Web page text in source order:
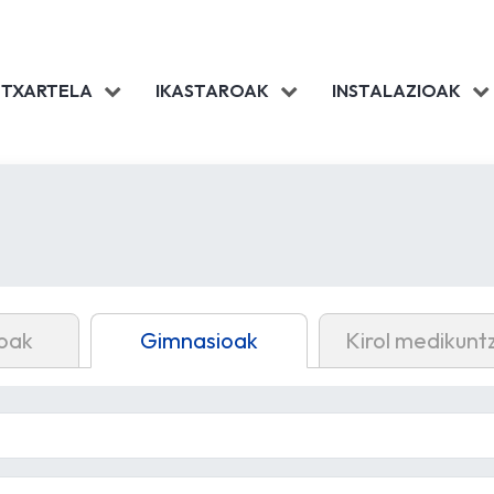
IKASTAROAK INSTALAZIOAK
Gimnasioak Kirol